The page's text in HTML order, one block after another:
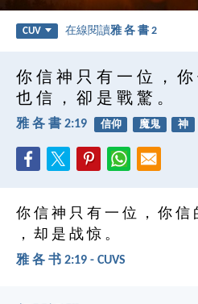
CUV 在線閱讀雅 各 書 2
你 信 神 只 有 一 位 ，
也 信 ， 卻 是 戰 驚 。
雅 各 書 2:19 信仰 魔鬼 神
你 信 神 只 有 一 位 ， 你 信
， 却 是 战 惊 。
雅 各 书 2:19 - CUVS